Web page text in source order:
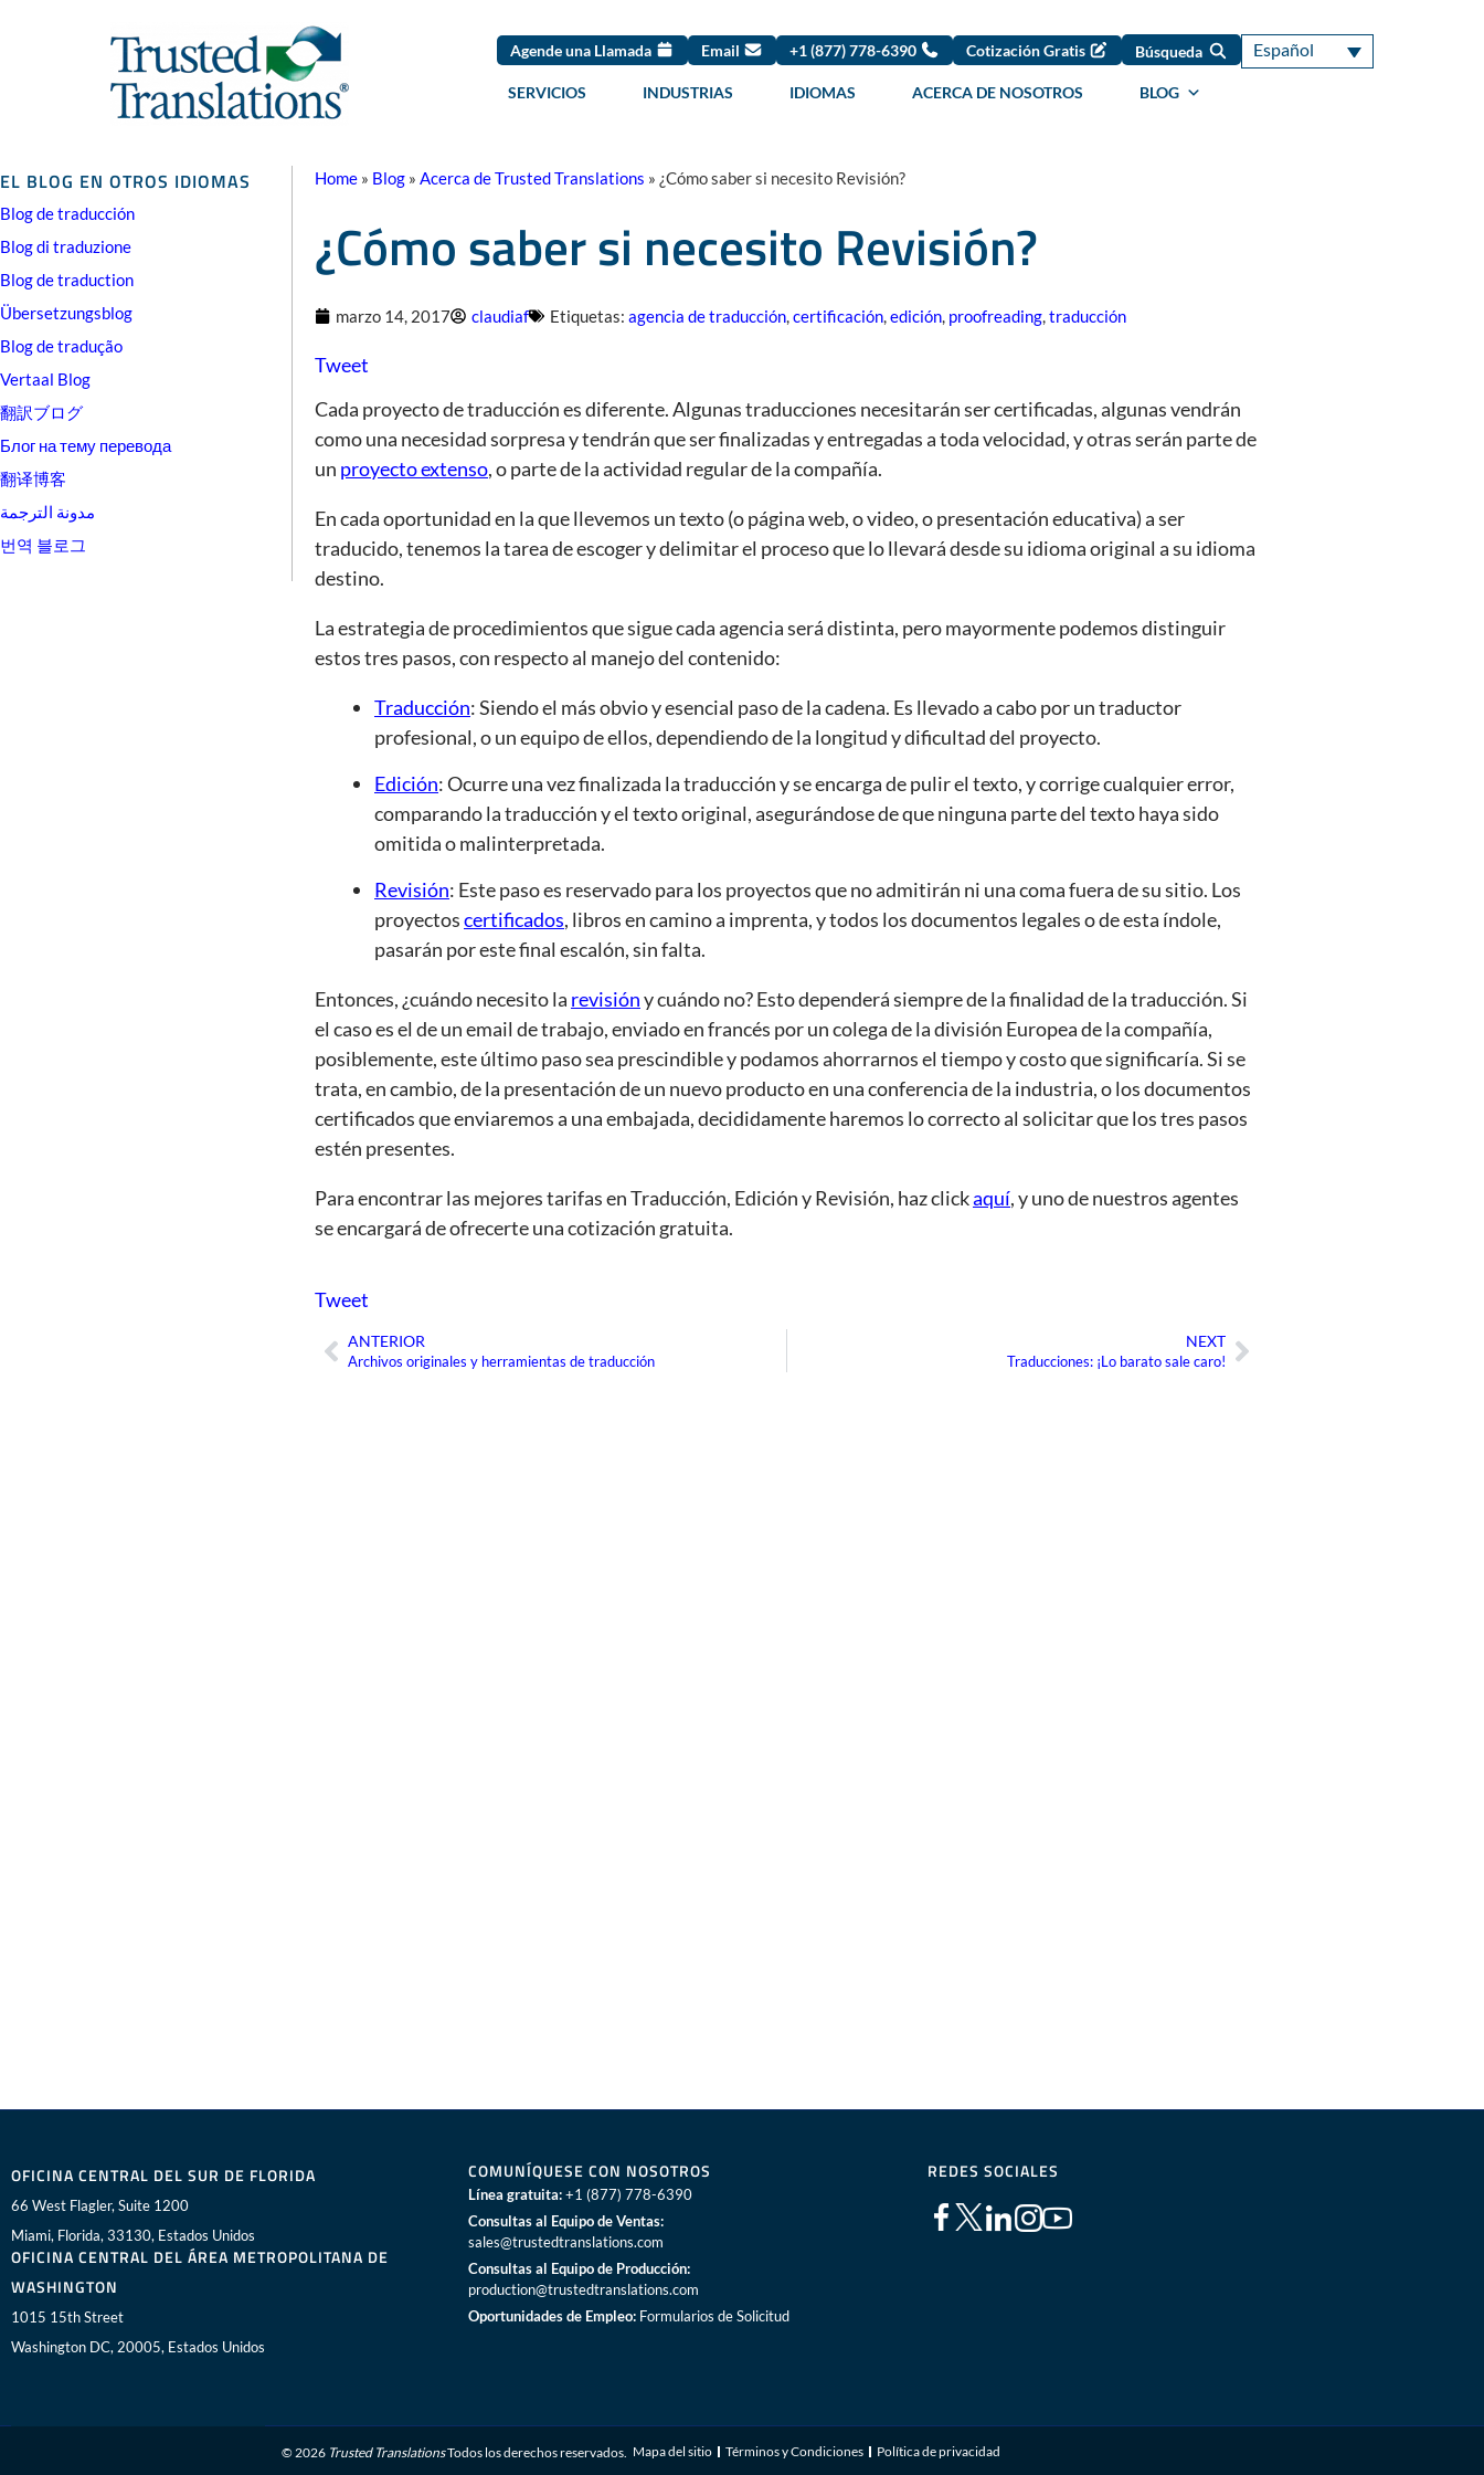
Agende una Llamada Email +1 (877) 778-6390 Cotización Gratis Búsqueda Español
SERVICIOS INDUSTRIAS IDIOMAS ACERCA DE NOSOTROS BLOG
EL BLOG EN OTROS IDIOMAS
Blog de traducción
Blog di traduzione
Blog de traduction
Übersetzungsblog
Blog de tradução
Vertaal Blog
翻訳ブログ
Блог на тему перевода
翻译博客
مدونة الترجمة
번역 블로그
Home » Blog » Acerca de Trusted Translations » ¿Cómo saber si necesito Revisión?
¿Cómo saber si necesito Revisión?
marzo 14, 2017 claudiaf Etiquetas: agencia de traducción,certificación,edición, proofreading,traducción
Tweet
Cada proyecto de traducción es diferente. Algunas traducciones necesitarán ser certificadas, algunas vendrán
como una necesidad sorpresa y tendrán que ser finalizadas y entregadas a toda velocidad, y otras serán parte de
un proyecto extenso, o parte de la actividad regular de la compañía.
En cada oportunidad en la que llevemos un texto (o página web, o video, o presentación educativa) a ser
traducido, tenemos la tarea de escoger y delimitar el proceso que lo llevará desde su idioma original a su idioma
destino.
La estrategia de procedimientos que sigue cada agencia será distinta, pero mayormente podemos distinguir
estos tres pasos, con respecto al manejo del contenido:
Traducción: Siendo el más obvio y esencial paso de la cadena. Es llevado a cabo por un traductor
profesional, o un equipo de ellos, dependiendo de la longitud y dificultad del proyecto.
Edición: Ocurre una vez finalizada la traducción y se encarga de pulir el texto, y corrige cualquier error,
comparando la traducción y el texto original, asegurándose de que ninguna parte del texto haya sido
omitida o malinterpretada.
Revisión: Este paso es reservado para los proyectos que no admitirán ni una coma fuera de su sitio. Los
proyectoscertificados, libros en camino a imprenta, y todos los documentos legales o de esta índole,
pasarán por este final escalón, sin falta.
Entonces, ¿cuándo necesito la revisióny cuándo no? Esto dependerá siempre de la finalidad de la traducción. Si
el caso es el de un email de trabajo, enviado en francés por un colega de la división Europea de la compañía,
posiblemente, este último paso sea prescindible y podamos ahorrarnos el tiempo y costo que significaría. Si se
trata, en cambio, de la presentación de un nuevo producto en una conferencia de la industria, o los documentos
certificados que enviaremos a una embajada, decididamente haremos lo correcto al solicitar que los tres pasos
estén presentes.
Para encontrar las mejores tarifas en Traducción, Edición y Revisión, haz clickaquí, y uno de nuestros agentes
se encargará de ofrecerte una cotización gratuita.
Tweet
AntANTERIOR
Archivos originales y herramientas de traducción
NEXT
Traducciones: ¡Lo barato sale caro! Siguiente
OFICINA CENTRAL DEL SUR DE FLORIDA
66 West Flagler, Suite 1200
Miami, Florida, 33130, Estados Unidos
OFICINA CENTRAL DEL ÁREA METROPOLITANA DE
WASHINGTON
1015 15th Street
Washington DC, 20005, Estados Unidos
COMUNÍQUESE CON NOSOTROS
Línea gratuita: +1 (877) 778-6390
Consultas al Equipo de Ventas:
sales@trustedtranslations.com
Consultas al Equipo de Producción:
production@trustedtranslations.com
Oportunidades de Empleo: Formularios de Solicitud
REDES SOCIALES
© 2026 Trusted TranslationsTodos los derechos reservados. Mapa del sitio Términos y Condiciones Política de privacidad